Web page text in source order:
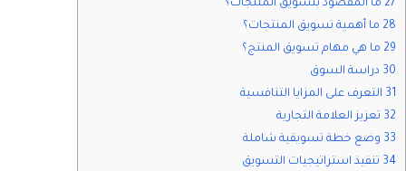
27 ما المقصود بتسويق المنتجات؟
28 ما أهمية تسويق المنتجات؟
29 ما هي مهام تسويق المنتج؟
30 دراسة السوق
31 التعرف على المزايا التنافسية
32 تعزيز العلامة التجارية
33 وضع خطة تسويقية شاملة
34 تنفيذ استراتيجيات التسويق